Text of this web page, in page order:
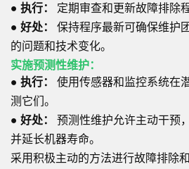
● 执行：
定期审查和更新故障排除程
● 好处：
保持程序最新可确保维护
的问题和技术变化。
实施预测性维护：
● 执行：
使用传感器和监控系统在
测它们。
● 好处：
预测性维护允许主动干预
并延长机器寿命。
采用积极主动的方法进行故障排除